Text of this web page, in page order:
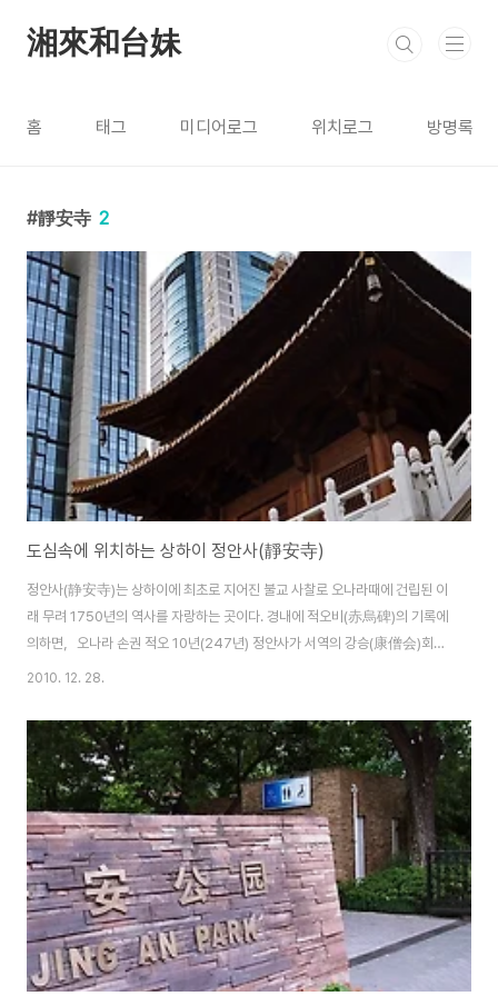
湘來和台妹
홈 태그 미디어로그 위치로그 방명록
靜安寺 2
도심속에 위치하는 상하이 정안사(靜安寺)
정안사(静安寺)는 상하이에 최초로 지어진 불교 사찰로 오나라때에 건립된 이
래 무려 1750년의 역사를 자랑하는 곳이다. 경내에 적오비(赤烏碑)의 기록에
의하면，오나라 손권 적오 10년(247년) 정안사가 서역의 강승(康僧会)회에
의해서 지어졌다고 한다． 원래의 이름은 중원사(重元寺)였다고 한다. 당나라
으며, 남송의 가정 9년 (1216년)에 주지는 홍수에 시달리는 절을 현재의 장소
에 옮겼다． 원나라 시대에는 향화가 끊임없이 이어졌으며, 경내의 8곳의 명소
는 정안8경(적오비, 하자담, 용천 등)이라고 명명되고 널리 알려지게 되었다.
절의 정문 앞의 용천은 천하 제6천의 하나라고 손꼽혔다. 명 태조 홍무2년
(1369년)，정안사는 동종..
2010. 12. 28.